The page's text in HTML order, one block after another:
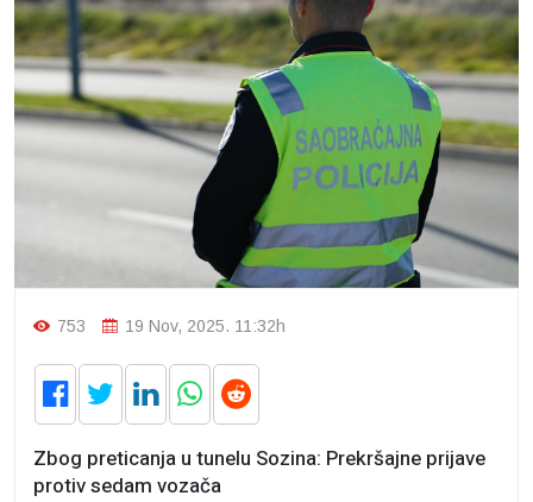
753 19 Nov, 2025. 11:32h
Zbog preticanja u tunelu Sozina: Prekršajne prijave
protiv sedam vozača